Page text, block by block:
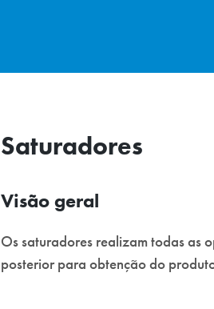
Saturadores
Visão geral
Os saturadores realizam todas as
posterior para obtenção do